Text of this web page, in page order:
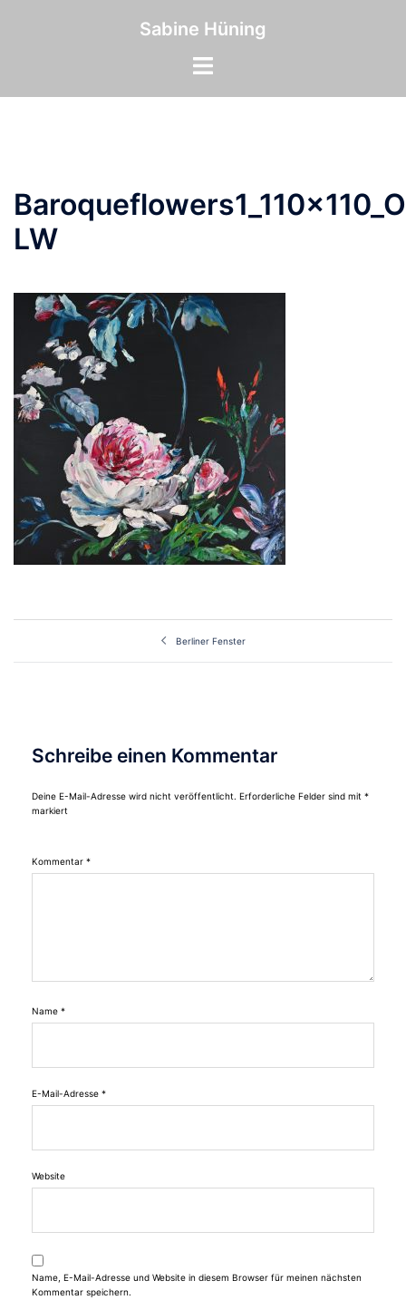
Sabine Hüning
Menü
umschalten
LW
Beitragsnavigation
Berliner Fenster
Schreibe einen Kommentar
Deine E-Mail-Adresse wird nicht veröffentlicht. Erforderliche Felder sind mit *
markiert
Kommentar *
Name *
E-Mail-Adresse *
Website
Name, E-Mail-Adresse und Website in diesem Browser für meinen nächsten
Kommentar speichern.